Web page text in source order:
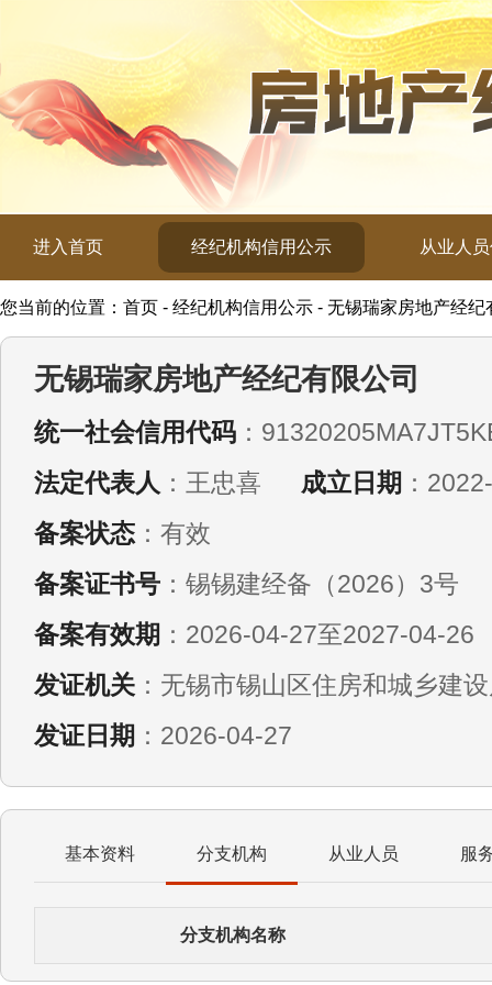
进入首页 经纪机构信用公示 从业人
您当前的位置：首页 - 经纪机构信用公示 - 无锡瑞家房地产经纪
无锡瑞家房地产经纪有限公司
统一社会信用代码 ：
法定代表人 ：王忠喜 成立日期 ：
备案状态 ：有效
备案证书号 ：锡锡建经备（2026）3号
备案有效期 ：2026-04-27至2027-04-26
发证机关 ：无锡市锡山区住房和城乡建
发证日期 ：2026-04-27
基本资料 分支机构 从业人员 服
分支机构名称